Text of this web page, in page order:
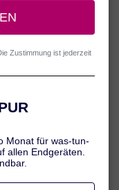
letzten Jahrzehnten
Hypothese in
ein Zuviel an
dazu
harmlose
überschiessende